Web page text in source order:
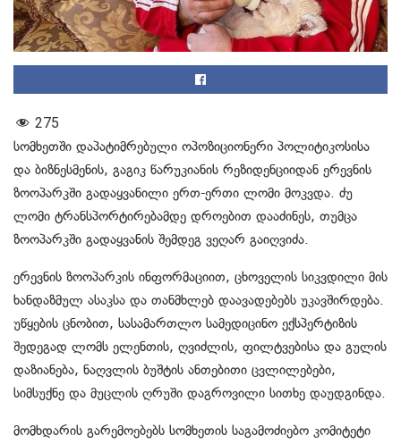
275
სომხეთში დაპატიმრებული ოპოზიციონერი პოლიტიკოსისა
და ბიზნესმენის, გაგიკ წარუკიანის რეზიდენციიდან ერევნის
ზოოპარკში გადაყვანილი ერთ-ერთი ლომი მოკვდა. ძუ
ლომი ტრანსპორტირებამდე დროებით დააძინეს, თუმცა
ზოოპარკში გადაყვანის შემდეგ ვეღარ გაიღვიძა.
ერევნის ზოოპარკის ინფორმაციით, ცხოველის სიკვდილი მის
ხანდაზმულ ასაკსა და თანმხლებ დაავადებებს უკავშირდება.
უწყების ცნობით, სასამართლო სამედიცინო ექსპერტიზის
შედეგად ლომს ელენთის, ღვიძლის, ფილტვებისა და გულის
დაზიანება, ნაღვლის ბუშტის ანთებითი ცვლილებები,
სიმსუქნე და მუცლის ღრუში დაგროვილი სითხე დაუდგინდა.
მომხდარის გარემოებებს სომხეთის საგამოძიებო კომიტეტი